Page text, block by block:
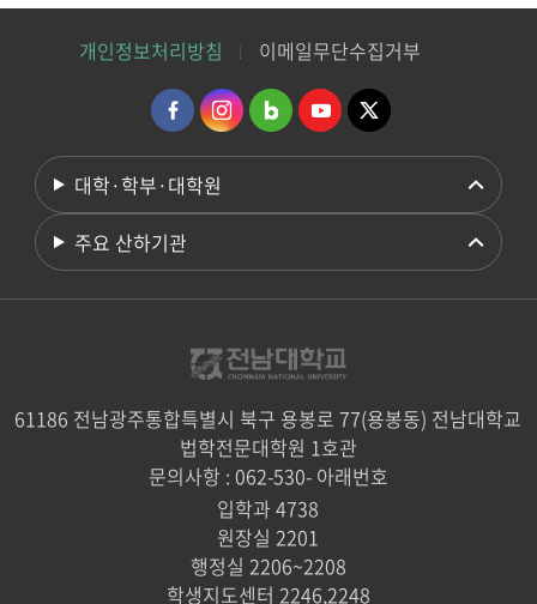
개인정보처리방침 이메일무단수집거부
대학·학부·대학원
주요 산하기관
61186 전남광주통합특별시 북구 용봉로 77(용봉동) 전남대학교
법학전문대학원 1호관
문의사항 : 062-530- 아래번호
입학과 4738
원장실 2201
행정실 2206~2208
학생지도센터 2246,2248